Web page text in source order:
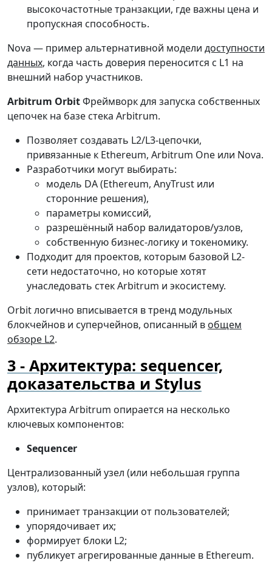
высокочастотные транзакции, где важны цена и
пропускная способность.
Nova — пример альтернативной модели доступности
данных, когда часть доверия переносится с L1 на
внешний набор участников.
Arbitrum OrbitФреймворк для запуска собственных
цепочек на базе стека Arbitrum.
Позволяет создавать L2/L3-цепочки,
привязанные к Ethereum, Arbitrum One или Nova.
Разработчики могут выбирать:
модель DA (Ethereum, AnyTrust или
сторонние решения),
параметры комиссий,
разрешённый набор валидаторов/узлов,
собственную бизнес-логику и токеномику.
Подходит для проектов, которым базовой L2-
сети недостаточно, но которые хотят
унаследовать стек Arbitrum и экосистему.
Orbit логично вписывается в тренд модульных
блокчейнов и суперчейнов, описанный в общем
обзоре L2.
Архитектура: sequencer,
доказательства и Stylus
Архитектура Arbitrum опирается на несколько
ключевых компонентов:
Sequencer
Централизованный узел (или небольшая группа
узлов), который:
принимает транзакции от пользователей;
упорядочивает их;
формирует блоки L2;
публикует агрегированные данные в Ethereum.